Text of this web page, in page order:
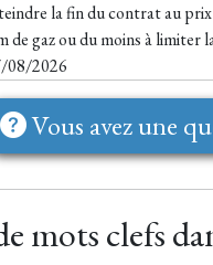
la fin du contrat au
de gaz ou du moins à limiter
08/2026
Vous avez une
mots clefs